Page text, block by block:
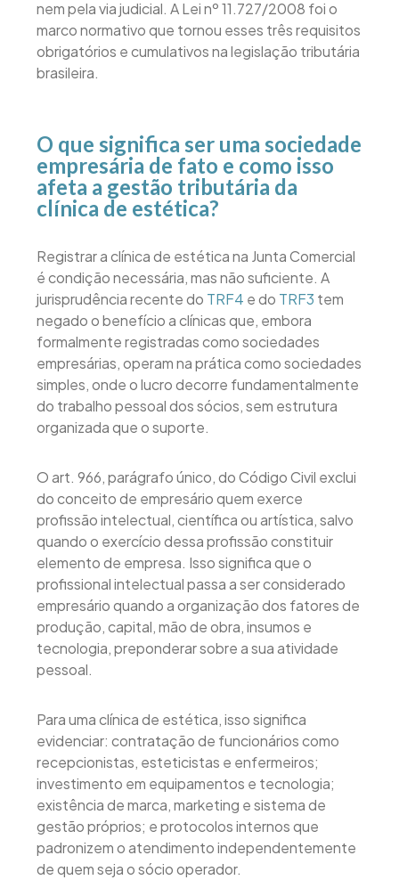
nem pela via judicial. A Lei nº 11.727/2008 foi o
marco normativo que tornou esses três requisitos
obrigatórios e cumulativos na legislação tributária
brasileira.
O que significa ser uma sociedade
empresária de fato e como isso
afeta a gestão tributária da
clínica de estética?
Registrar a clínica de estética na Junta Comercial
é condição necessária, mas não suficiente. A
jurisprudência recente do TRF4 e do TRF3 tem
negado o benefício a clínicas que, embora
formalmente registradas como sociedades
empresárias, operam na prática como sociedades
simples, onde o lucro decorre fundamentalmente
do trabalho pessoal dos sócios, sem estrutura
organizada que o suporte.
O art. 966, parágrafo único, do Código Civil exclui
do conceito de empresário quem exerce
profissão intelectual, científica ou artística, salvo
quando o exercício dessa profissão constituir
elemento de empresa. Isso significa que o
profissional intelectual passa a ser considerado
empresário quando a organização dos fatores de
produção, capital, mão de obra, insumos e
tecnologia, preponderar sobre a sua atividade
pessoal.
Para uma clínica de estética, isso significa
evidenciar: contratação de funcionários como
recepcionistas, esteticistas e enfermeiros;
investimento em equipamentos e tecnologia;
existência de marca, marketing e sistema de
gestão próprios; e protocolos internos que
padronizem o atendimento independentemente
de quem seja o sócio operador.